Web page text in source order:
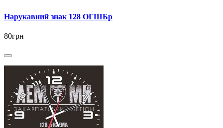
Нарукавний знак 128 ОГШБр
80грн